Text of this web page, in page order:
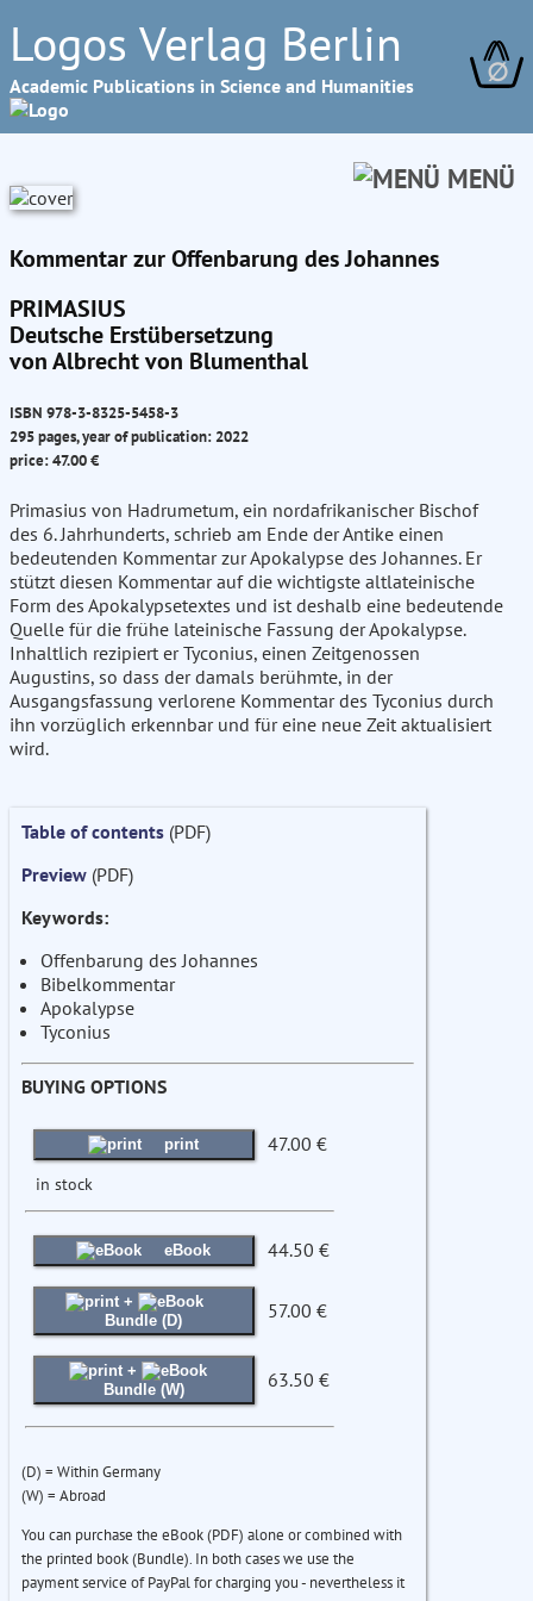
Logos Verlag Berlin
Academic Publications in Science and Humanities ∅
MENÜ
Kommentar zur Offenbarung des Johannes
PRIMASIUS
Deutsche Erstübersetzung
von Albrecht von Blumenthal
ISBN 978-3-8325-5458-3
295 pages, year of publication: 2022
price: 47.00 €
Primasius von Hadrumetum, ein nordafrikanischer Bischof
des 6. Jahrhunderts, schrieb am Ende der Antike einen
bedeutenden Kommentar zur Apokalypse des Johannes. Er
stützt diesen Kommentar auf die wichtigste altlateinische
Form des Apokalypsetextes und ist deshalb eine bedeutende
Quelle für die frühe lateinische Fassung der Apokalypse.
Inhaltlich rezipiert er Tyconius, einen Zeitgenossen
Augustins, so dass der damals berühmte, in der
Ausgangsfassung verlorene Kommentar des Tyconius durch
ihn vorzüglich erkennbar und für eine neue Zeit aktualisiert
wird.
Table of contents (PDF)
Preview (PDF)
Keywords:
Offenbarung des Johannes
Bibelkommentar
Apokalypse
Tyconius
BUYING OPTIONS
print 47.00 €
in stock
eBook 44.50 €
+
Bundle (D)
57.00 €
+
Bundle (W)
63.50 €
(D) = Within Germany
(W) = Abroad
You can purchase the eBook (PDF) alone or combined with
the printed book (Bundle). In both cases we use the
payment service of PayPal for charging you - nevertheless it